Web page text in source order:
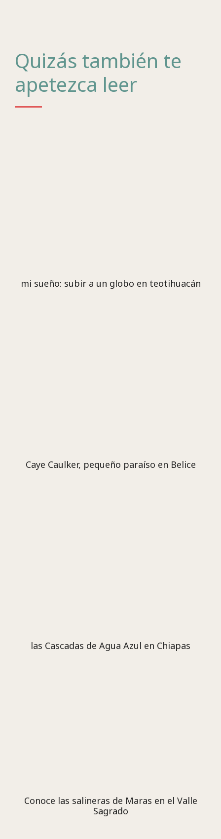
Quizás también te
apetezca leer
mi sueño: subir a un globo en teotihuacán
Caye Caulker, pequeño paraíso en Belice
las Cascadas de Agua Azul en Chiapas
Conoce las salineras de Maras en el Valle
Sagrado